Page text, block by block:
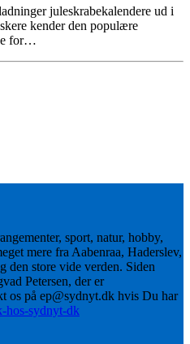
juleskrabekalendere ud i
kender den populære
for…
sport, natur, hobby,
mere fra Aabenraa, Haderslev,
den store vide verden. Siden
Petersen, der er
os på ep@sydnyt.dk hvis Du har
hos-sydnyt-dk